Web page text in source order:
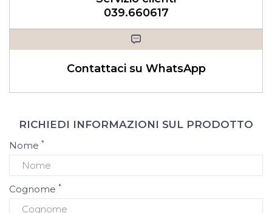
039.660617
Contattaci su WhatsApp
RICHIEDI INFORMAZIONI SUL PRODOTTO
Nome *
Cognome *